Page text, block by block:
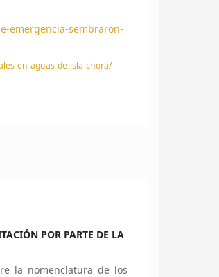
emergencia-sembraron-
en-aguas-de-isla-chora/
POR PARTE DE LA
la nomenclatura de los